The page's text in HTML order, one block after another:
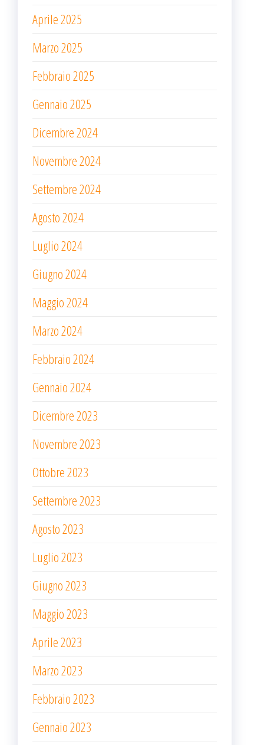
Aprile 2025
Marzo 2025
Febbraio 2025
Gennaio 2025
Dicembre 2024
Novembre 2024
Settembre 2024
Agosto 2024
Luglio 2024
Giugno 2024
Maggio 2024
Marzo 2024
Febbraio 2024
Gennaio 2024
Dicembre 2023
Novembre 2023
Ottobre 2023
Settembre 2023
Agosto 2023
Luglio 2023
Giugno 2023
Maggio 2023
Aprile 2023
Marzo 2023
Febbraio 2023
Gennaio 2023